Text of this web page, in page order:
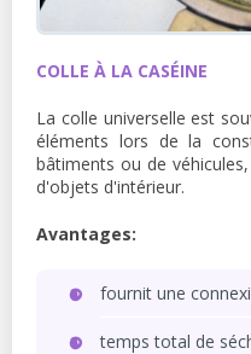
COLLE À LA CASÉINE
La colle universelle est
éléments lors de la
bâtiments ou de
d'objets d'intérieur.
Avantages:
fournit une
temps total de